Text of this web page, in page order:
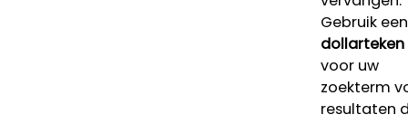
Gebruik een
voor uw
zoekterm
resultaten